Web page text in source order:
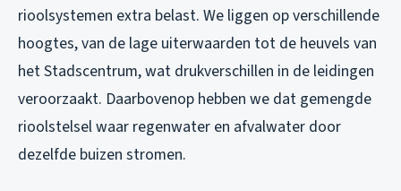
rioolsystemen extra belast. We liggen op verschillende
hoogtes, van de lage uiterwaarden tot de heuvels van
het Stadscentrum, wat drukverschillen in de leidingen
veroorzaakt. Daarbovenop hebben we dat gemengde
rioolstelsel waar regenwater en afvalwater door
dezelfde buizen stromen.